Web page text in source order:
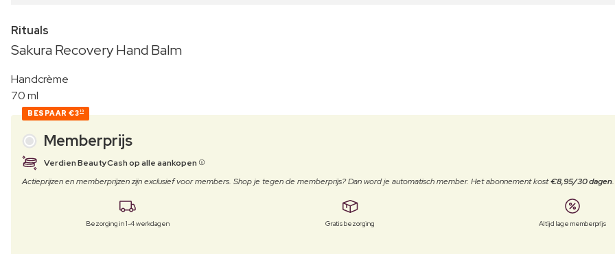
Rituals
Sakura Recovery Hand Balm
Handcrème
70 ml
BESPAAR €310
Memberprijs
Verdien BeautyCash op alle aankopen
Actieprijzen en memberprijzen zijn exclusief voor members. Shop je tegen de memberprijs? Dan word je automatisch member. Het abonnement kost€8,95/30 dagen
Bezorging in 1-4 werkdagen Gratis bezorging Altijd lage memberprijs